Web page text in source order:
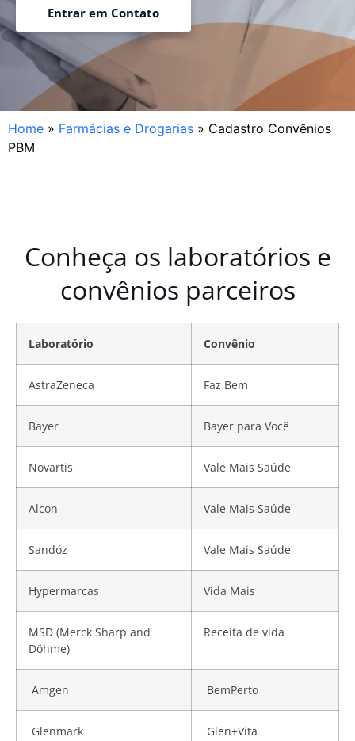
Entrar em Contato
Home » Farmácias e Drogarias » Cadastro Convênios
PBM
Conheça os laboratórios e
convênios parceiros
Laboratório Convênio
AstraZeneca Faz Bem
Bayer Bayer para Você
Novartis Vale Mais Saúde
Alcon Vale Mais Saúde
Sandóz Vale Mais Saúde
Hypermarcas Vida Mais
MSD (Merck Sharp and
Döhme)
Receita de vida
Amgen BemPerto
Glenmark Glen+Vita